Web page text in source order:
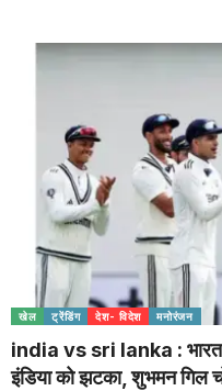
खेल ट्रेंडिंग देश- विदेश मनोरंजन
india vs sri lanka :
इंडिया को झटका, शुभमन गिल